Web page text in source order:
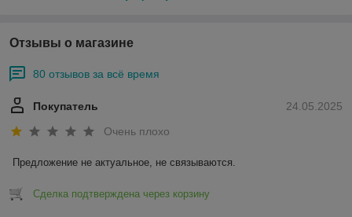
Отзывы о магазине
80 отзывов за всё время
24.05.2025
Покупатель
Очень плохо
Предложение не актуальное, не связываются.
Сделка подтверждена через корзину